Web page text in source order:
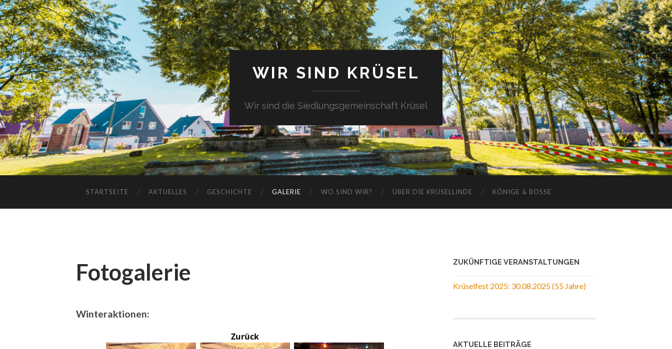
WIR SIND KRÜSEL
Wir sind die Siedlungsgemeinschaft Krüsel
STARTSEITE AKTUELLES GESCHICHTE GALERIE WO SIND WIR? ÜBER DIE KRÜSELLINDE KÖNIGE & BOSSE
Fotogalerie
Winteraktionen:
Zurück
ZUKÜNFTIGE VERANSTALTUNGEN
Krüselfest 2025: 30.08.2025 (55 Jahre)
AKTUELLE BEITRÄGE